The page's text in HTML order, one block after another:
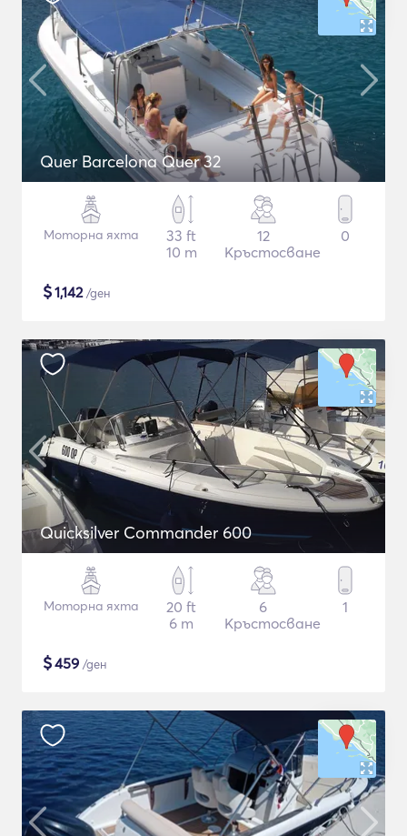
Quer Barcelona Quer 32
Моторна яхта
33 ft
10 m
12
Кръстосване
0
$1,142/ден
Quicksilver Commander 600
Моторна яхта
20 ft
6 m
6
Кръстосване
1
$459 /ден